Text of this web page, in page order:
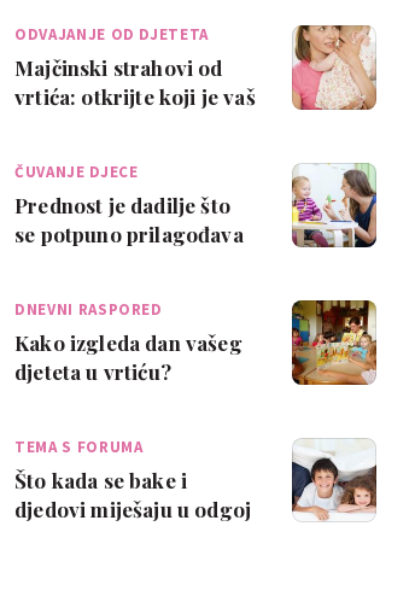
ODVAJANJE OD DJETETA
Majčinski strahovi od
vrtića: otkrijte koji je vaš
ČUVANJE DJECE
Prednost je dadilje što
se potpuno prilagođava
DNEVNI RASPORED
Kako izgleda dan vašeg
djeteta u vrtiću?
TEMA S FORUMA
Što kada se bake i
djedovi miješaju u odgoj